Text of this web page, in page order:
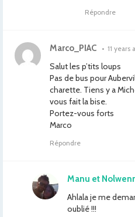
Répondre
Marco_PIAC • 11 years
Salut les p’tits loups
Pas de bus pour
charette. Tiens y a
vous fait la bise.
Portez-vous forts
Marco
Répondre
Manu et
Ahlala je me
oublié !!!